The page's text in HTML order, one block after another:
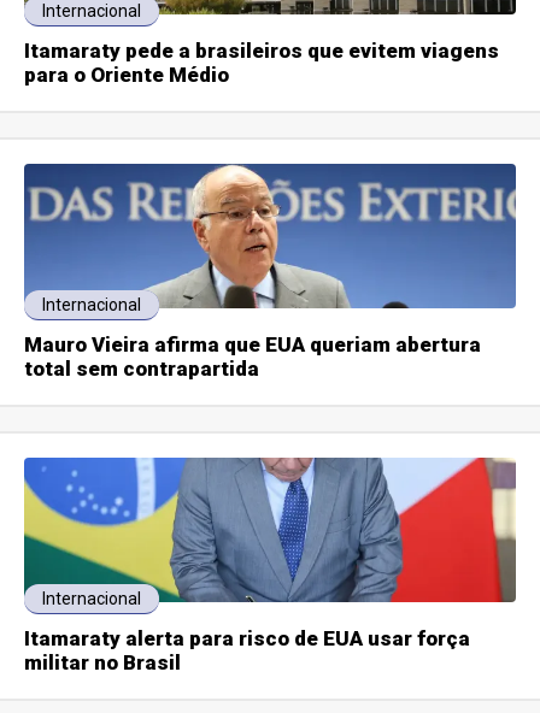
Internacional
Itamaraty pede a brasileiros que evitem viagens
para o Oriente Médio
Internacional
Mauro Vieira afirma que EUA queriam abertura
total sem contrapartida
Internacional
Itamaraty alerta para risco de EUA usar força
militar no Brasil